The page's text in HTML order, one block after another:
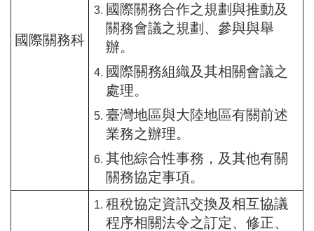
國際關務科
國際關務合作之規劃與推動及
關務會議之規劃、參與與舉
辦。
國際關務組織及其相關會議之
處理。
臺灣地區與大陸地區有關前述
業務之辦理。
其他綜合性事務，及其他有關
關務協定事項。
租稅協定資訊交換及相互協議
程序相關法令之訂定、修正、